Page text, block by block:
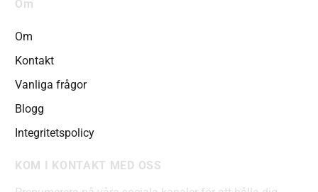
Om
Om
Kontakt
Vanliga frågor
Blogg
Integritetspolicy
KOM I KONTAKT MED OSS